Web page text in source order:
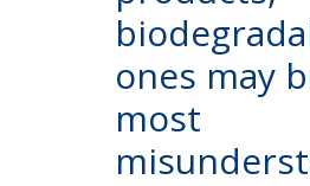
ones may
most